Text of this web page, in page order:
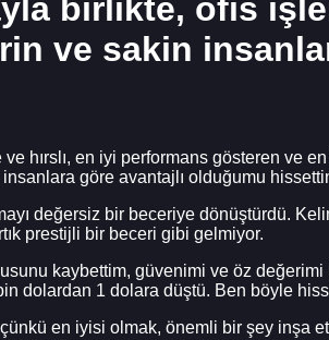
birlikte, ofis
ve sakin
ve hırslı, en iyi performans gösteren ve
göre avantajlı olduğumu
değersiz bir beceriye dönüştürdü.
prestijli bir beceri gibi gelmiyor.
kaybettim, güvenimi ve öz değerimi
dolardan 1 dolara düştü. Ben böyle
en iyisi olmak, önemli bir şey inşa